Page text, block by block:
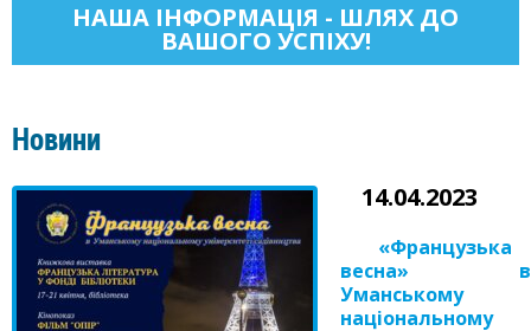
НАША ІНФОРМАЦІЯ - ШЛЯХ ДО
ВАШОГО УСПІХУ!
Новини
14.04.2023
«Французька
весна» в
Уманському
національному